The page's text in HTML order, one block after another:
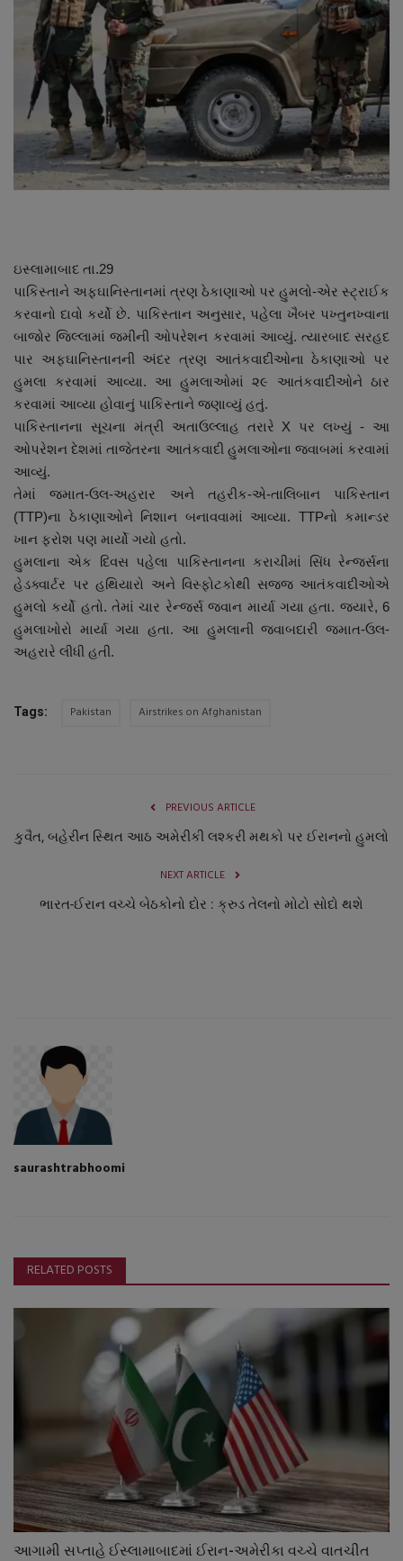
About Author
Contact
Dipotsav Special
આંતરરાષ્ટ્રીય
રાષ્ટ્રીય
જુનાગઢ
Support US
બજારના સમાચાર
નાણાંકીય સમાચાર
સ્થાનિક સમાચાર
સ્પોર્ટ્સ
રાશિફળ
ગુનાખોરી
બોલિવૂડ
સ્વાસ્થ્ય
ઇસ્લામાબાદ તા.29
પાકિસ્તાને અફઘાનિસ્તાનમાં ત્રણ ઠેકાણાઓ પર હુમલો-એર સ્ટ્રાઈક
કરવાનો દાવો કર્યો છે. પાકિસ્તાન અનુસાર, પહેલા ખૈબર પખ્તુનખ્વાના
બાજોર જિલ્લામાં જમીની ઓપરેશન કરવામાં આવ્યું. ત્યારબાદ સરહદ
પાર અફઘાનિસ્તાનની અંદર ત્રણ આતંકવાદીઓના ઠેકાણાઓ પર
હુમલા કરવામાં આવ્યા. આ હુમલાઓમાં ૨૯ આતંકવાદીઓને ઠાર
કરવામાં આવ્યા હોવાનું પાકિસ્તાને જણાવ્યું હતું.
પાકિસ્તાનના સૂચના મંત્રી અતાઉલ્લાહ તરારે X પર લખ્યું - આ
ઓપરેશન દેશમાં તાજેતરના આતંકવાદી હુમલાઓના જવાબમાં કરવામાં
આવ્યું.
તેમાં જમાત-ઉલ-અહરાર અને તહરીક-એ-તાલિબાન પાકિસ્તાન
(TTP)ના ઠેકાણાઓને નિશાન બનાવવામાં આવ્યા. TTPનો કમાન્ડર
ખાન ફરોશ પણ માર્યો ગયો હતો.
હુમલાના એક દિવસ પહેલા પાકિસ્તાનના કરાચીમાં સિંધ રેન્જર્સના
હેડક્વાર્ટર પર હથિયારો અને વિસ્ફોટકોથી સજ્જ આતંકવાદીઓએ
હુમલો કર્યો હતો. તેમાં ચાર રેન્જર્સ જવાન માર્યા ગયા હતા. જ્યારે, 6
હુમલાખોરો માર્યા ગયા હતા. આ હુમલાની જવાબદારી જમાત-ઉલ-
અહરારે લીધી હતી.
Tags: Pakistan Airstrikes on Afghanistan
PREVIOUS ARTICLE
કુવૈત, બહેરીન સ્થિત આઠ અમેરીકી લશ્કરી મથકો પર ઈરાનનો હુમલો
NEXT ARTICLE
ભારત-ઈરાન વચ્ચે બેઠકોનો દોર : ક્રુડ તેલનો મોટો સોદો થશે
saurashtrabhoomi
RELATED POSTS
આગામી સપ્તાહે ઈસ્લામાબાદમાં ઈરાન-અમેરીકા વચ્ચે વાતચીત